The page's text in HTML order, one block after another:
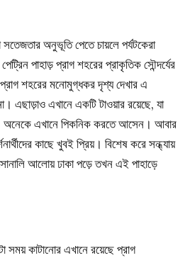
অনুভূতি পেতে চায়লে পর্যটকেরা
পাহাড় প্রাগ শহরের প্রাকৃতিক সৌন্দর্যের
শহরের মনোমুগ্ধকর দৃশ্য দেখার এ
এছাড়াও এখানে একটি টাওয়ার রয়েছে, যা
অনেকে এখানে পিকনিক করতে আসেন। আবার
কাছে খুবই প্রিয়। বিশেষ করে সন্ধ্যায়
আলোয় ঢাকা পড়ে তখন এই পাহাড়ে
সময় কাটানোর এখানে রয়েছে প্রাগ